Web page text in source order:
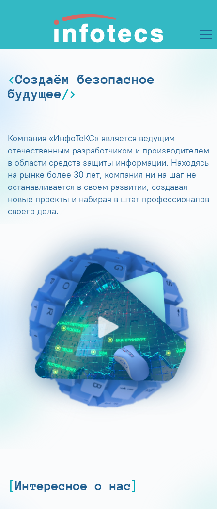
Создаём безопасное
будущее
Компания «ИнфоТеКС» является ведущим
отечественным разработчиком и производителем
в области средств защиты информации. Находясь
на рынке более 30 лет, компания ни на шаг не
останавливается в своем развитии, создавая
новые проекты и набирая в штат профессионалов
своего дела.
Интересное о нас